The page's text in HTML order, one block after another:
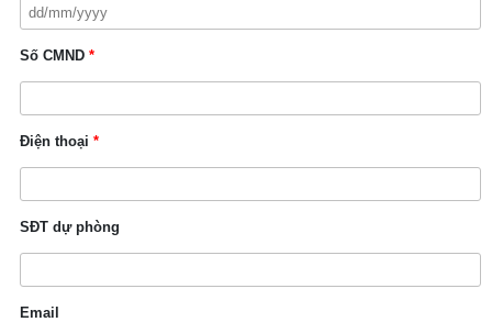
Số CMND *
Điện thoại *
SĐT dự phòng
Email